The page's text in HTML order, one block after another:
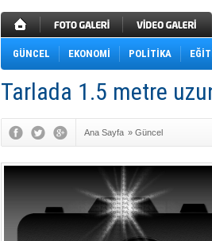
GÜNCEL EKONOMİ POLİTİKA
Tarlada 1.5 metre
Ana Sayfa » Güncel